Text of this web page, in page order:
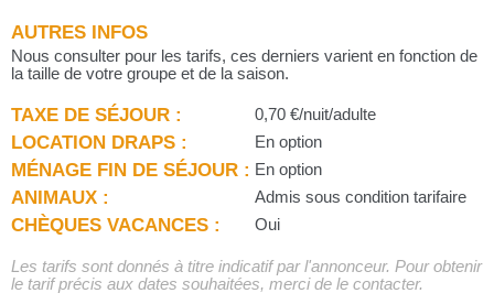
AUTRES INFOS
Nous consulter pour les tarifs, ces derniers varient en fonction de
la taille de votre groupe et de la saison.
TAXE DE SÉJOUR : 0,70 €/nuit/adulte
LOCATION DRAPS : En option
MÉNAGE FIN DE SÉJOUR : En option
ANIMAUX : Admis sous condition tarifaire
CHÈQUES VACANCES : Oui
Les tarifs sont donnés à titre indicatif par l'annonceur. Pour obtenir
le tarif précis aux dates souhaitées, merci de le contacter.